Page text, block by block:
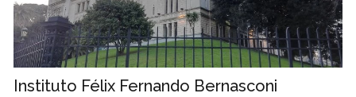
Instituto Félix Fernando Bernasconi